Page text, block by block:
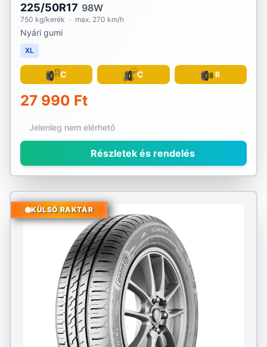
225/50R17 98W
750 kg/kerék · max. 270 km/h
Nyári gumi
XL
C C B
27 990 Ft
Jelenleg nem elérhető
Részletek és rendelés
KÜLSŐ RAKTÁR